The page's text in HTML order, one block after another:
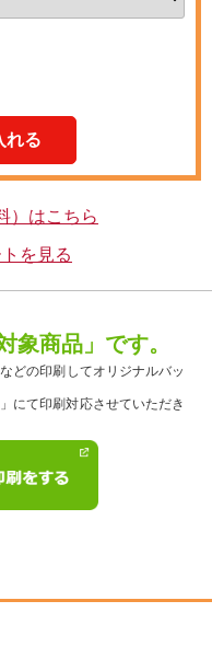
）はこちら
を見る
象商品」です。
どの印刷してオリジナルバッ
にて印刷対応させていただき